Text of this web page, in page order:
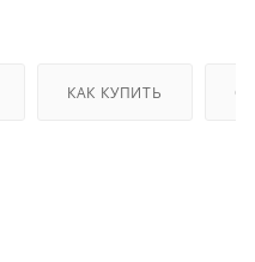
КАК КУПИТЬ